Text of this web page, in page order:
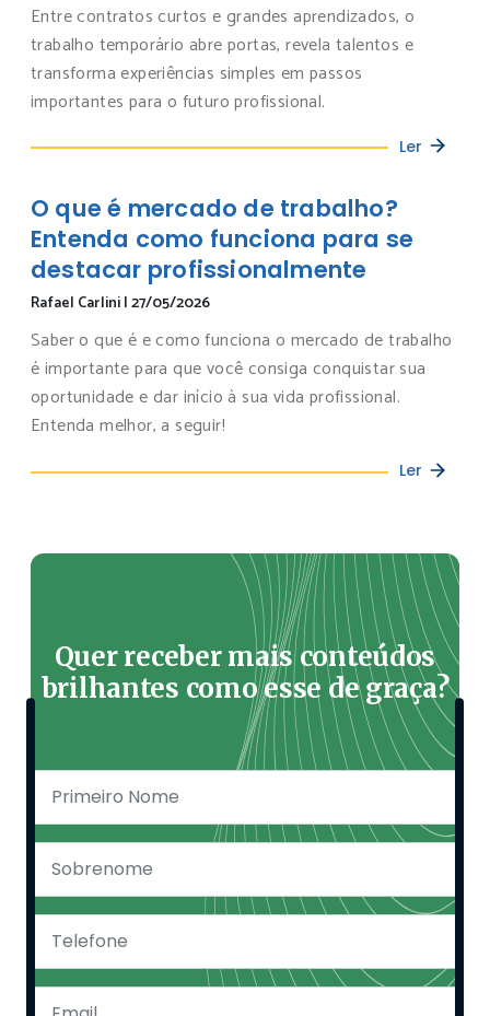
Entre contratos curtos e grandes aprendizados, o
trabalho temporário abre portas, revela talentos e
transforma experiências simples em passos
importantes para o futuro profissional.
Ler
O que é mercado de trabalho?
Entenda como funciona para se
destacar profissionalmente
Rafael Carlini|27/05/2026
Saber o que é e como funciona o mercado de trabalho
é importante para que você consiga conquistar sua
oportunidade e dar início à sua vida profissional.
Entenda melhor, a seguir!
Ler
Quer receber mais conteúdos
brilhantes como esse de graça?